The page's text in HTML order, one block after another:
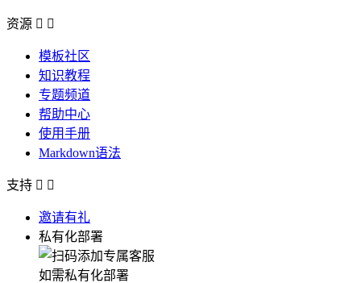
资源  
模板社区
知识教程
专题频道
帮助中心
使用手册
Markdown语法
支持  
邀请有礼
私有化部署
如需私有化部署